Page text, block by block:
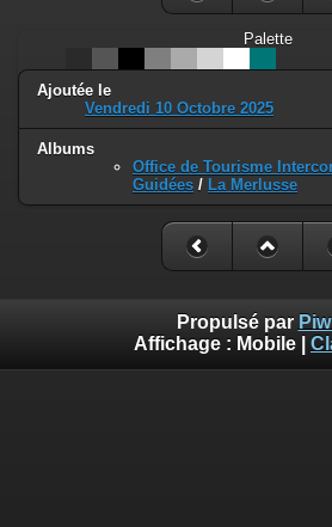
Palette
Ajoutée le
Vendredi 10 Octobre 2025
Albums
Office de Tourisme
Guidées / La Merlusse
Propulsé par
Affichage : Mobile